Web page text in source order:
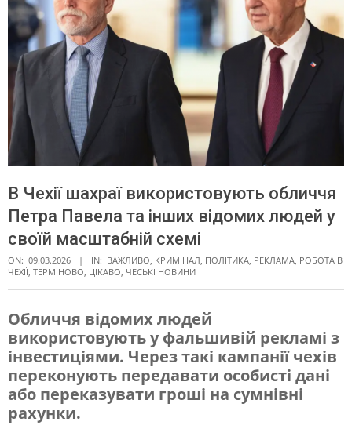
В Чехії шахраї використовують обличчя
Петра Павела та інших відомих людей у
своїй масштабній схемі
ON: 09.03.2026 IN: ВАЖЛИВО, КРИМІНАЛ, ПОЛІТИКА, РЕКЛАМА, РОБОТА В
ЧЕХІЇ, ТЕРМІНОВО, ЦІКАВО, ЧЕСЬКІ НОВИНИ
В
Ч
е
х
Обличчя відомих людей
використовують у фальшивій рекламі з
інвестиціями. Через такі кампанії чехів
переконують передавати особисті дані
або переказувати гроші на сумнівні
рахунки.